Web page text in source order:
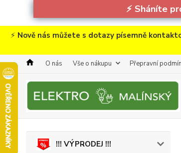
⚡ Sháníte
⚡ Nově nás můžete s dotazy písemně
O nás Vše o nákupu Přepravní
!!! VÝPRODEJ !!!